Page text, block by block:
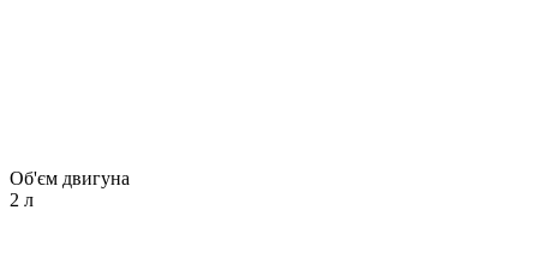
Об'єм двигуна
2 л